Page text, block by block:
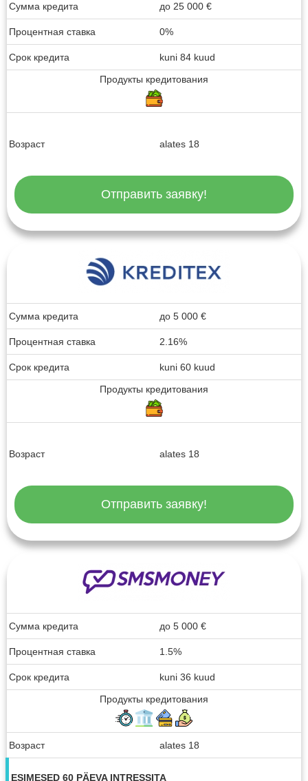
Сумма кредита до 25 000 €
Процентная ставка 0%
Срок кредита
kuni 84 kuud
Продукты кредитования
Возраст alates 18
Отправить заявку!
Сумма кредита до 5 000 €
Процентная ставка 2.16%
Срок кредита
kuni 60 kuud
Продукты кредитования
Возраст alates 18
Отправить заявку!
Сумма кредита до 5 000 €
Процентная ставка 1.5%
Срок кредита
kuni 36 kuud
Продукты кредитования
Возраст alates 18
ESIMESED 60 PÄEVA INTRESSITA